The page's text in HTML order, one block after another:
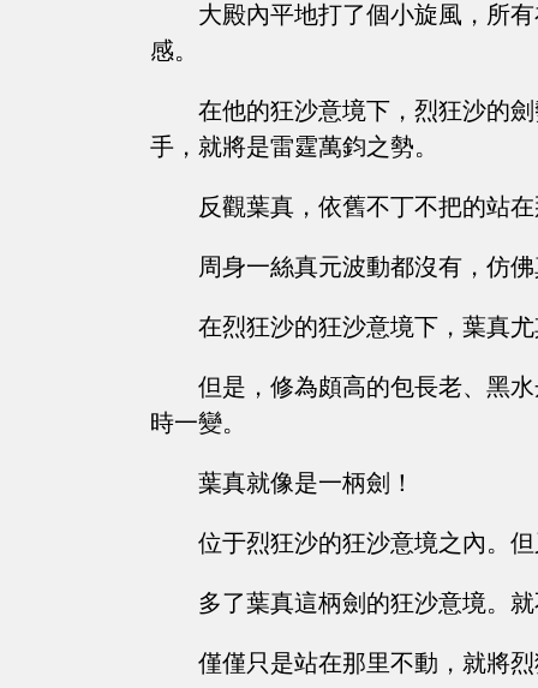
大殿內平地打了個小旋風，所
感。
在他的狂沙意境下，烈狂沙的
手，就將是雷霆萬鈞之勢。
反觀葉真，依舊不丁不把的站
周身一絲真元波動都沒有，仿
在烈狂沙的狂沙意境下，葉真
但是，修為頗高的包長老、黑
時一變。
葉真就像是一柄劍！
位于烈狂沙的狂沙意境之內。
多了葉真這柄劍的狂沙意境。
僅僅只是站在那里不動，就將